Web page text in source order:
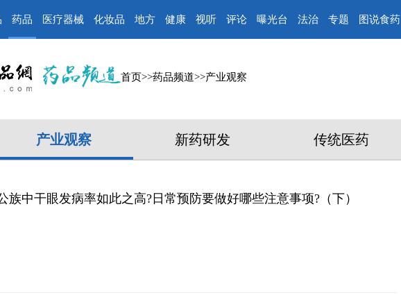
药品 医疗器械 化妆品 地方 健康 视听 评论 曝光台 法治 专题 图说食药
首页>>药品频道>>产业观察
产业观察 新药研发 传统医药
族中干眼发病率如此之高?日常预防要做好哪些注意事项?（下）